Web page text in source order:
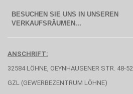
BESUCHEN SIE UNS IN UNSEREN
VERKAUFSRÄUMEN...
ANSCHRIFT:
32584 LÖHNE, OEYNHAUSENER STR. 48-52
GZL (GEWERBEZENTRUM LÖHNE)